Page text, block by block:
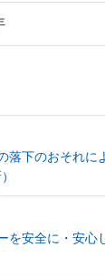
落下のおそれに
を安全に・安心